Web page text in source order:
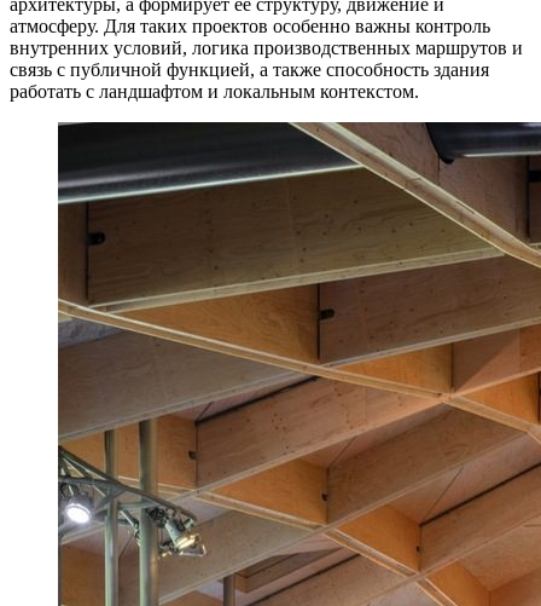
архитектуры, а формирует ее структуру, движение и
атмосферу. Для таких проектов особенно важны контроль
внутренних условий, логика производственных маршрутов и
связь с публичной функцией, а также способность здания
работать с ландшафтом и локальным контекстом.